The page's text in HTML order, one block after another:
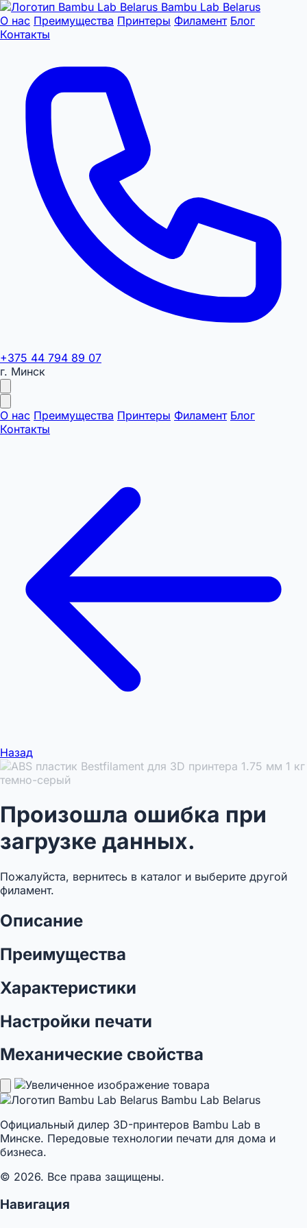
Bambu Lab Belarus
О нас Преимущества Принтеры Филамент Блог
Контакты
+375 44 794 89 07
г. Минск
О нас Преимущества Принтеры Филамент Блог
Контакты
Назад
Произошла ошибка при
загрузке данных.
Пожалуйста, вернитесь в каталог и выберите другой
филамент.
Описание
Преимущества
Характеристики
Настройки печати
Механические свойства
Bambu Lab Belarus
Официальный дилер 3D-принтеров Bambu Lab в
Минске. Передовые технологии печати для дома и
бизнеса.
© 2026. Все права защищены.
Навигация